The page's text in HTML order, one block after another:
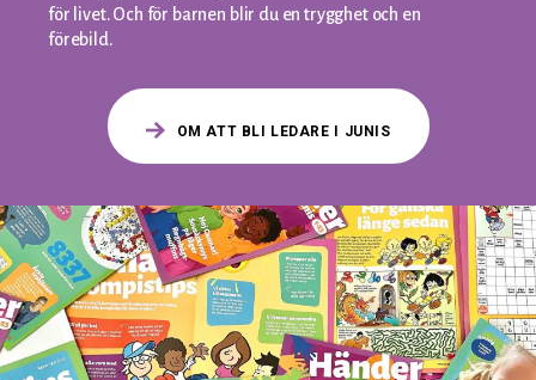
för livet. Och för barnen blir du en trygghet och en
förebild.
OM ATT BLI LEDARE I JUNIS